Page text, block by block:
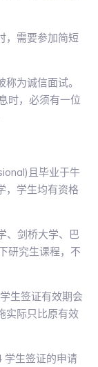
，需要参加简短
为诚信面试。
时，必须有一位
且毕业于牛
，学生均有资格
、剑桥大学、巴
研究生课程，不
生签证有效期会
实际只比原有效
学生签证的申请